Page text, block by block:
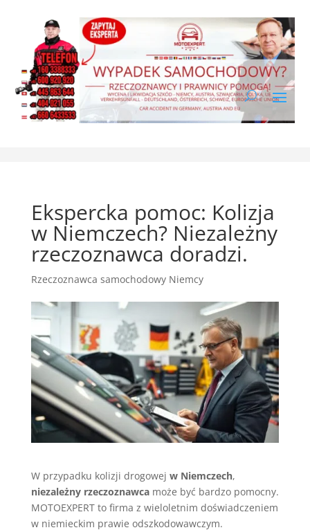
Ekspercka pomoc: Kolizja
w Niemczech? Niezależny
rzeczoznawca doradzi.
Rzeczoznawca samochodowy Niemcy
W przypadku kolizji drogowej w Niemczech,
niezależny rzeczoznawcamoże być bardzo pomocny.
MOTOEXPERT to firma z wieloletnim doświadczeniem
w niemieckim prawie odszkodowawczym.